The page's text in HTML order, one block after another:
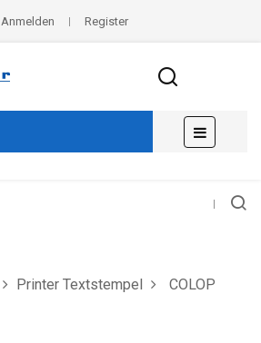
Anmelden Register
der
☰
Printer Textstempel
COLOP